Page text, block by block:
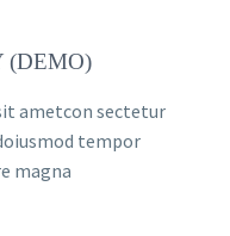
(DEMO)
ametcon sectetur
tempor
magna